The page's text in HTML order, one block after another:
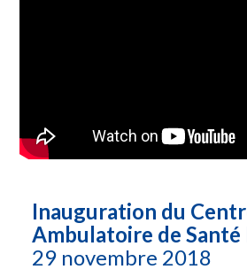
Inauguration du
Ambulatoire de
29 novembre 2018